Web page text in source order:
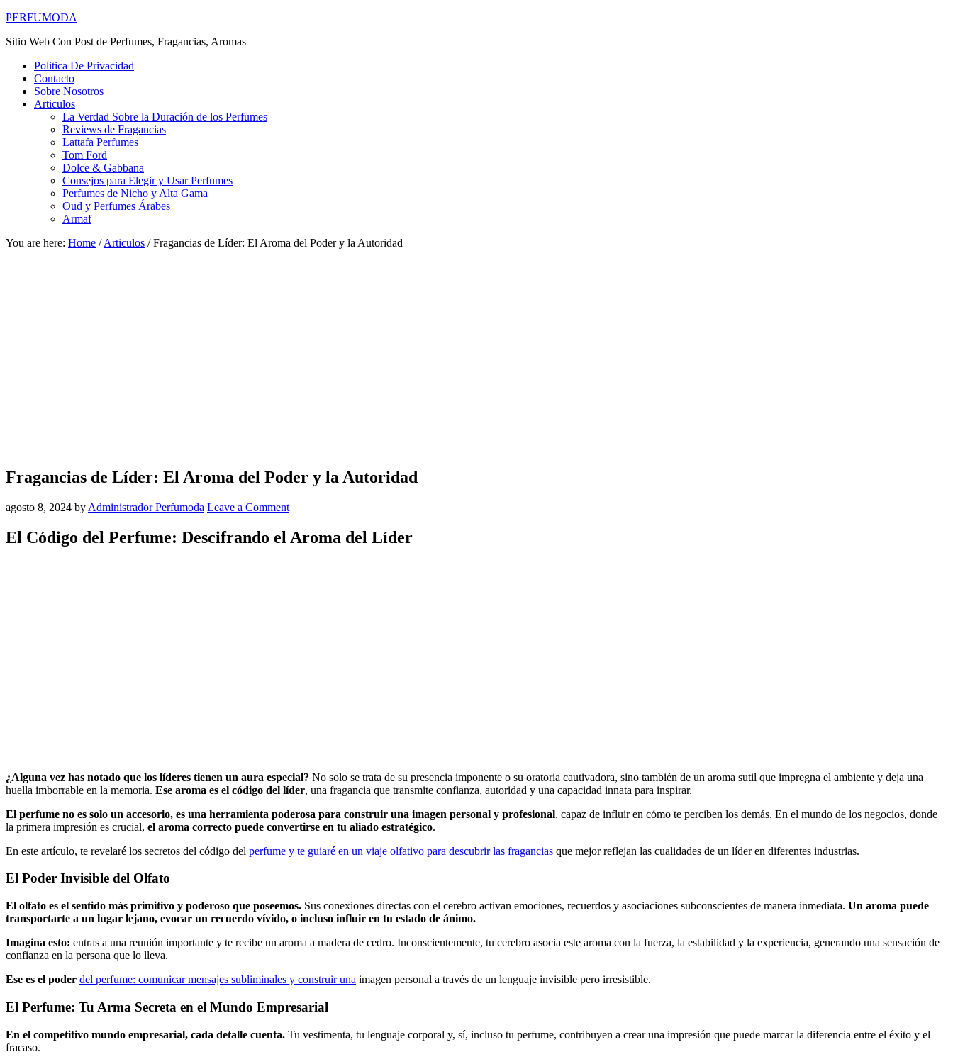
PERFUMODA
Sitio Web Con Post de Perfumes, Fragancias, Aromas
Politica De Privacidad
Contacto
Sobre Nosotros
Articulos
La Verdad Sobre la Duración de los Perfumes
Reviews de Fragancias
Lattafa Perfumes
Tom Ford
Dolce & Gabbana
Consejos para Elegir y Usar Perfumes
Perfumes de Nicho y Alta Gama
Oud y Perfumes Árabes
Armaf
You are here: Home / Articulos /Fragancias de Líder: El Aroma del Poder y la Autoridad
Fragancias de Líder: El Aroma del Poder y la Autoridad
agosto 8, 2024 by Administrador Perfumoda Leave a Comment
El Código del Perfume: Descifrando el Aroma del Líder
¿Alguna vez has notado que los líderes tienen un aura especial? No solo se trata de su presencia imponente o su oratoria cautivadora, sino también de un aroma sutil que impregna el ambiente y deja una
huella imborrable en la memoria. Ese aroma es el código del líder, una fragancia que transmite confianza, autoridad y una capacidad innata para inspirar.
El perfume no es solo un accesorio, es una herramienta poderosa para construir una imagen personal y profesional, capaz de influir en cómo te perciben los demás. En el mundo de los negocios, donde
la primera impresión es crucial, el aroma correcto puede convertirse en tu aliado estratégico.
En este artículo, te revelaré los secretos del código del perfume y te guiaré en un viaje olfativo para descubrir las fragancias que mejor reflejan las cualidades de un líder en diferentes industrias.
El Poder Invisible del Olfato
El olfato es el sentido más primitivo y poderoso que poseemos. Sus conexiones directas con el cerebro activan emociones, recuerdos y asociaciones subconscientes de manera inmediata. Un aroma puede
transportarte a un lugar lejano, evocar un recuerdo vívido, o incluso influir en tu estado de ánimo.
Imagina esto: entras a una reunión importante y te recibe un aroma a madera de cedro. Inconscientemente, tu cerebro asocia este aroma con la fuerza, la estabilidad y la experiencia, generando una sensación de
confianza en la persona que lo lleva.
Ese es el poder del perfume: comunicar mensajes subliminales y construir una imagen personal a través de un lenguaje invisible pero irresistible.
El Perfume: Tu Arma Secreta en el Mundo Empresarial
En el competitivo mundo empresarial, cada detalle cuenta. Tu vestimenta, tu lenguaje corporal y, sí, incluso tu perfume, contribuyen a crear una impresión que puede marcar la diferencia entre el éxito y el
fracaso.